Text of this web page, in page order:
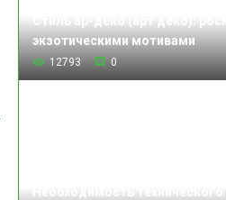
экзотическими мотивами
12793 0